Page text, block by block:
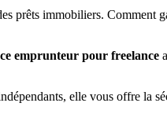
prêts immobiliers. Comment
emprunteur pour freelance
elle vous offre la